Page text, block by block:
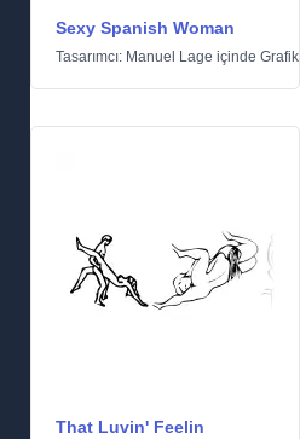
Sexy Spanish Woman
Tasarımcı: Manuel Lage içinde Grafik
That Luvin' Feelin